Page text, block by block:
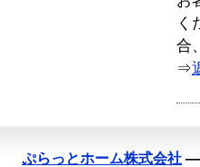
く
合
⇒
ぷらっとホーム株式会社 —